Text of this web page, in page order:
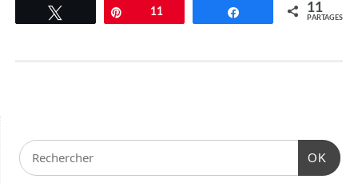
Tweetez Épingle
11 Partagez 11
PARTAGES
OK